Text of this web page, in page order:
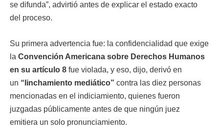
se difunda”, advirtió antes de explicar el estado exacto
del proceso.
Su primera advertencia fue: la confidencialidad que exige
la Convención Americana sobre Derechos Humanos
en su artículo 8 fue violada, y eso, dijo, derivó en
un “linchamiento mediático” contra las diez personas
mencionadas en el indiciamiento, quienes fueron
juzgadas públicamente antes de que ningún juez
emitiera un solo pronunciamiento.